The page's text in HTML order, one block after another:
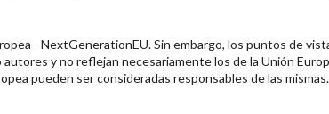
- NextGenerationEU. Sin embargo, los puntos de
y no reflejan necesariamente los de la Unión
pueden ser consideradas responsables de las mismas.